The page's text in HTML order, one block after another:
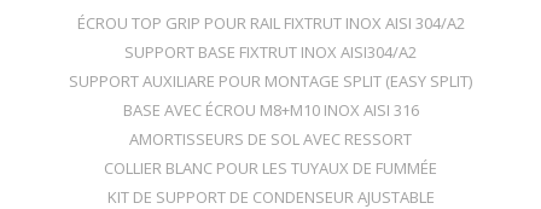
ÉCROU TOP GRIP POUR RAIL FIXTRUT INOX AISI 304/A2
SUPPORT BASE FIXTRUT INOX AISI304/A2
SUPPORT AUXILIARE POUR MONTAGE SPLIT (EASY SPLIT)
BASE AVEC ÉCROU M8+M10 INOX AISI 316
AMORTISSEURS DE SOL AVEC RESSORT
COLLIER BLANC POUR LES TUYAUX DE FUMMÉE
KIT DE SUPPORT DE CONDENSEUR AJUSTABLE